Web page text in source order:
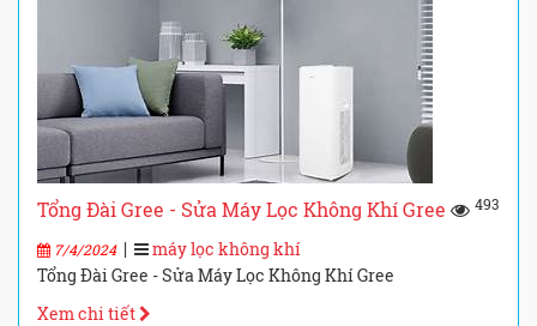
Tổng Đài Gree - Sửa Máy Lọc Không Khí Gree 493
7/4/2024|
máy lọc không khí
Tổng Đài Gree - Sửa Máy Lọc Không Khí Gree
Xem chi tiết